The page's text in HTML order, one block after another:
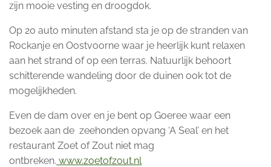
zijn mooie vesting en droogdok.
Op 20 auto minuten afstand sta je op de stranden van
Rockanje en Oostvoorne waar je heerlijk kunt relaxen
aan het strand of op een terras. Natuurlijk behoort
schitterende wandeling door de duinen ook tot de
mogelijkheden.
Even de dam over en je bent op Goeree waar een
bezoek aan de zeehonden opvang ‘A Seal’ en het
restaurant Zoet of Zout niet mag
ontbreken. www.zoetofzout.nl